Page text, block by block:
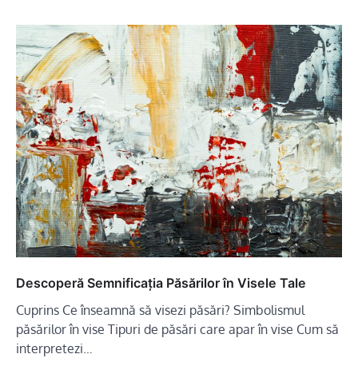
Descoperă Semnificația Păsărilor în Visele Tale
Cuprins Ce înseamnă să visezi păsări? Simbolismul
păsărilor în vise Tipuri de păsări care apar în vise Cum să
interpretezi…